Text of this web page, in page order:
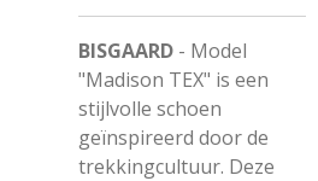
BISGAARD - Model
"Madison TEX" is een
stijlvolle schoen
geïnspireerd door de
trekkingcultuur. Deze